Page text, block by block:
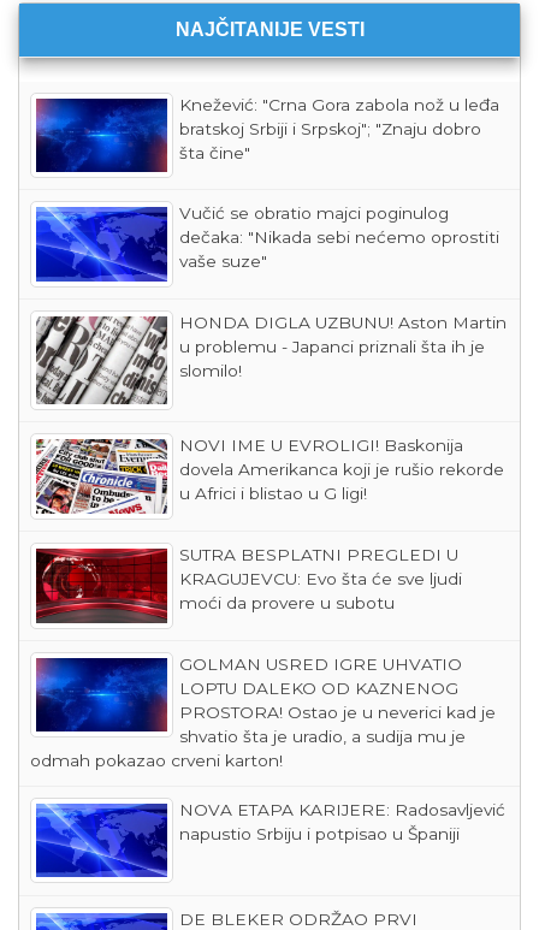
NAJČITANIJE VESTI
Knežević: "Crna Gora zabola nož u leđa
bratskoj Srbiji i Srpskoj"; "Znaju dobro
šta čine"
Vučić se obratio majci poginulog
dečaka: "Nikada sebi nećemo oprostiti
vaše suze"
HONDA DIGLA UZBUNU! Aston Martin
u problemu - Japanci priznali šta ih je
slomilo!
NOVI IME U EVROLIGI! Baskonija
dovela Amerikanca koji je rušio rekorde
u Africi i blistao u G ligi!
SUTRA BESPLATNI PREGLEDI U
KRAGUJEVCU: Evo šta će sve ljudi
moći da provere u subotu
GOLMAN USRED IGRE UHVATIO
LOPTU DALEKO OD KAZNENOG
PROSTORA! Ostao je u neverici kad je
shvatio šta je uradio, a sudija mu je
odmah pokazao crveni karton!
NOVA ETAPA KARIJERE: Radosavljević
napustio Srbiju i potpisao u Španiji
DE BLEKER ODRŽAO PRVI